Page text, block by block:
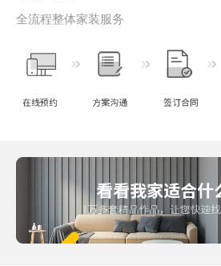
全流程整体家装服务